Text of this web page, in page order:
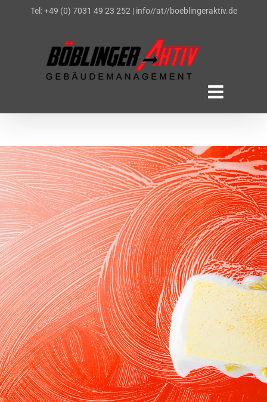
Tel: +49 (0) 7031 49 23 252| info//at//boeblingeraktiv.de